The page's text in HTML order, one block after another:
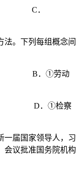
．
法。下列每组概念间
B．①劳动
D．①检察
一届国家领导人，习
会议批准国务院机构